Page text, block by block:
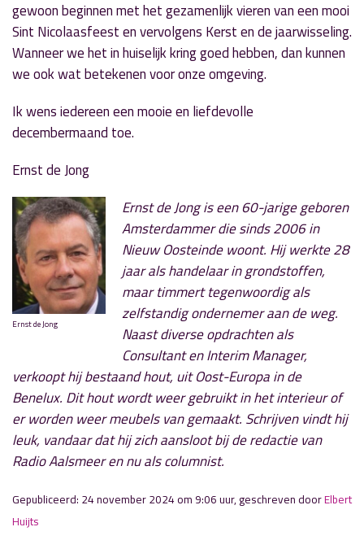
gewoon beginnen met het gezamenlijk vieren van een mooi
Sint Nicolaasfeest en vervolgens Kerst en de jaarwisseling.
Wanneer we het in huiselijk kring goed hebben, dan kunnen
we ook wat betekenen voor onze omgeving.
Ik wens iedereen een mooie en liefdevolle
decembermaand toe.
Ernst de Jong
Ernst de Jong
Ernst de Jong is een 60-jarige geboren
Amsterdammer die sinds 2006 in
Nieuw Oosteinde woont. Hij werkte 28
jaar als handelaar in grondstoffen,
maar timmert tegenwoordig als
zelfstandig ondernemer aan de weg.
Naast diverse opdrachten als
Consultant en Interim Manager,
verkoopt hij bestaand hout, uit Oost-Europa in de
Benelux. Dit hout wordt weer gebruikt in het interieur of
er worden weer meubels van gemaakt. Schrijven vindt hij
leuk, vandaar dat hij zich aansloot bij de redactie van
Radio Aalsmeer en nu als columnist.
Gepubliceerd: 24 november 2024 om 9:06 uur, geschreven doorElbert
Huijts